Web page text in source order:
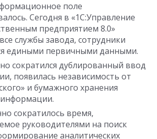
поле
Сегодня в «1С:Управление
предприятием 8.0»
службы завода, сотрудники
едиными первичными данными.
сократился дублированный ввод
появилась независимость от
и бумажного хранения
сократилось время,
руководителями на поиск
аналитических